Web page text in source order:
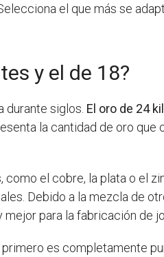
el que más se
y el de 18?
durante siglos. El oro de 24
la cantidad de oro
el cobre, la plata o el
Debido a la mezcla de
para la fabricación de
primero es completamente